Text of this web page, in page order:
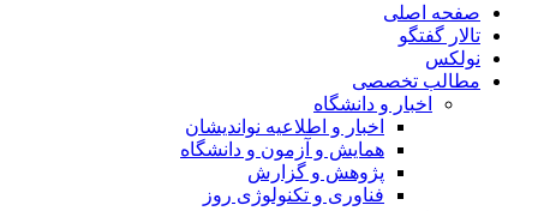
صفحه اصلی
تالار گفتگو
نولکس
مطالب تخصصی
اخبار و دانشگاه
اخبار و اطلاعیه نواندیشان
همایش و آزمون و دانشگاه
پژوهش و گزارش
فناوری و تکنولوژی روز